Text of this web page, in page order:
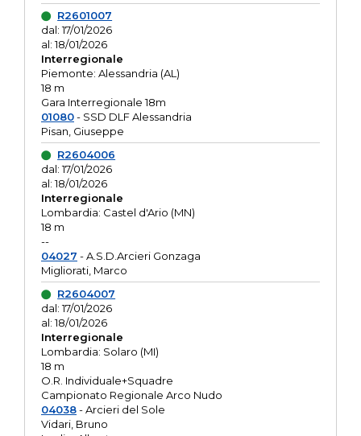
R2601007
dal: 17/01/2026
al: 18/01/2026
Interregionale
Piemonte: Alessandria (AL)
18 m
Gara Interregionale 18m
01080- SSD DLF Alessandria
Pisan, Giuseppe
R2604006
dal: 17/01/2026
al: 18/01/2026
Interregionale
Lombardia: Castel d'Ario (MN)
18 m
--
04027 - A.S.D.Arcieri Gonzaga
Migliorati, Marco
R2604007
dal: 17/01/2026
al: 18/01/2026
Interregionale
Lombardia: Solaro (MI)
18 m
O.R. Individuale+Squadre
Campionato Regionale Arco Nudo
04038- Arcieri del Sole
Vidari, Bruno